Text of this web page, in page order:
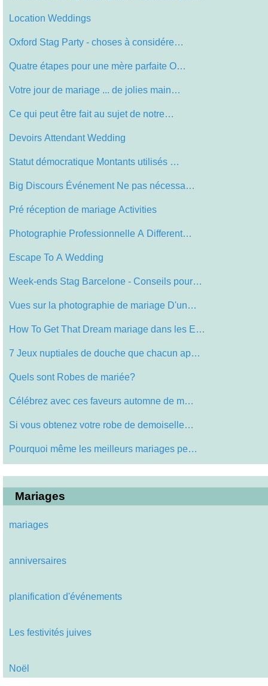
Location Weddings
Oxford Stag Party - choses à considére…
Quatre étapes pour une mère parfaite O…
Votre jour de mariage ... de jolies main…
Ce qui peut être fait au sujet de notre…
Devoirs Attendant Wedding
Statut démocratique Montants utilisés …
Big Discours Événement Ne pas nécessa…
Pré réception de mariage Activities
Photographie Professionnelle A Different…
Escape To A Wedding
Week-ends Stag Barcelone - Conseils pour…
Vues sur la photographie de mariage D'un…
How To Get That Dream mariage dans les E…
7 Jeux nuptiales de douche que chacun ap…
Quels sont Robes de mariée?
Célébrez avec ces faveurs automne de m…
Si vous obtenez votre robe de demoiselle…
Pourquoi même les meilleurs mariages pe…
Mariages
mariages
anniversaires
planification d'événements
Les festivités juives
Noël